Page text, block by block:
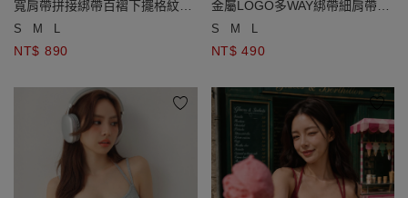
寬肩帶拼接綁帶百褶下擺格紋背
心短洋裝
S M L
NT$ 890
金屬LOGO多WAY綁帶細肩帶羅
紋短版BRA背心
S M L
NT$ 490